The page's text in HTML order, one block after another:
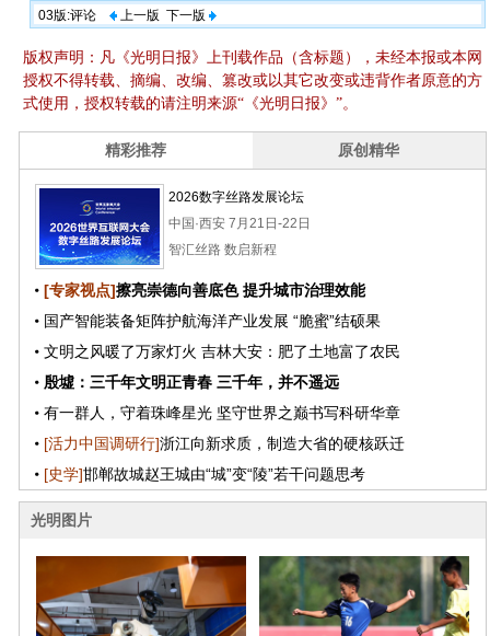
03版:评论 上一版 下一版
版权声明：凡《光明日报》上刊载作品（含标题），未经本报或本网
授权不得转载、摘编、改编、篡改或以其它改变或违背作者原意的方
式使用，授权转载的请注明来源“《光明日报》”。